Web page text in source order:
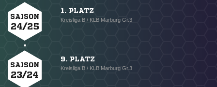
SAISON
24/25
1. PLATZ
Kreisliga B / KLB Marburg Gr.3
SAISON
23/24
9. PLATZ
Kreisliga B / KLB Marburg Gr.3